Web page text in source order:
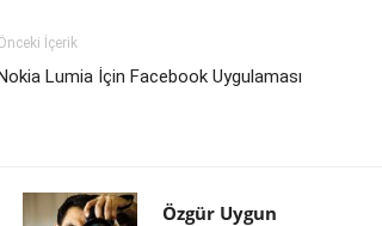
İçerik
Lumia İçin Facebook Uygulaması
Özgür Uygun